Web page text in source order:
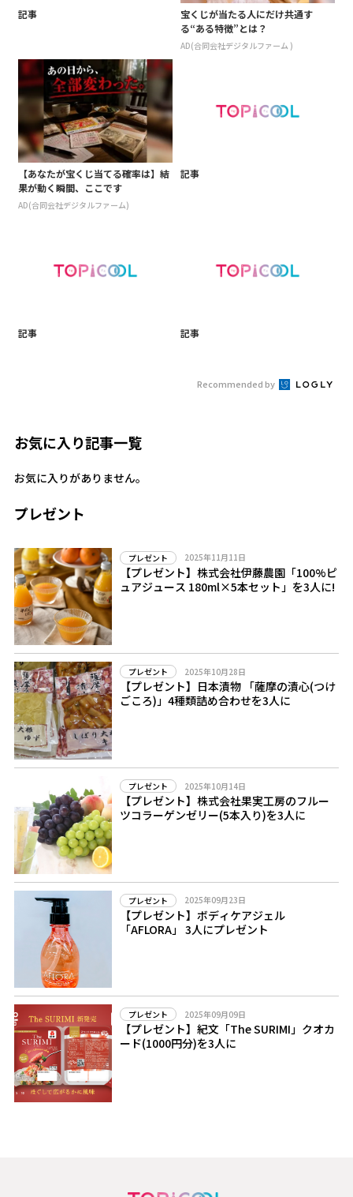
記事
宝くじが当たる人にだけ共通す
る“ある特徴”とは？
AD(合同会社デジタルファーム )
【あなたが宝くじ当てる確率は】結
果が動く瞬間、ここです
AD(合同会社デジタルファーム)
記事
記事 記事
Recommended by
お気に入り記事一覧
お気に入りがありません。
プレゼント
プレゼント 2025年11月11日
【プレゼント】株式会社伊藤農園「100%ピ
ュアジュース 180ml×5本セット」を3人に!
プレゼント 2025年10月28日
【プレゼント】日本漬物 「薩摩の漬心(つけ
ごころ)」4種類詰め合わせを3人に
プレゼント 2025年10月14日
【プレゼント】株式会社果実工房のフルー
ツコラーゲンゼリー(5本入り)を3人に
プレゼント 2025年09月23日
【プレゼント】ボディケアジェル
「AFLORA」 3人にプレゼント
プレゼント 2025年09月09日
【プレゼント】紀文「The SURIMI」クオカ
ード(1000円分)を3人に